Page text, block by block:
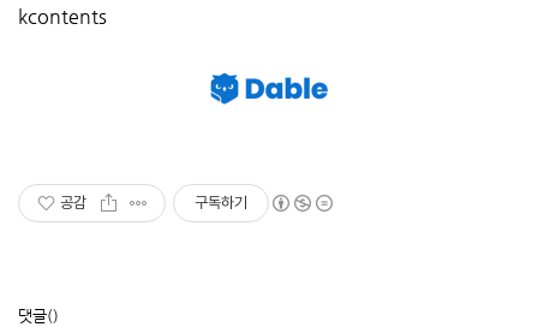
kcontents
공감 구독하기
댓글()